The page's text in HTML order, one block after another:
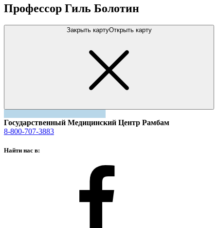
Профессор Гиль Болотин
Закрыть картуОткрыть карту
Государственный Медицинский Центр Рамбам
8-800-707-3883
Найти нас в: